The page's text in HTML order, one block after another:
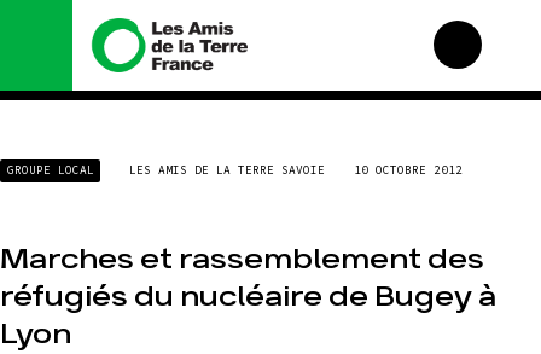
Nous connaître
Histoire
Missions et méthodes
Valeurs
Équipes et
fonctionnement
grand enfumage
Mode : une tendance
destructrice
GROUPE LOCAL LES AMIS DE LA TERRE SAVOIE 10 OCTOBRE 2012
Marches et rassemblement des
réfugiés du nucléaire de Bugey à
Lyon